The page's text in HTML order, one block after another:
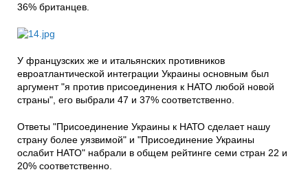
36% британцев.
У французских же и итальянских противников
евроатлантической интеграции Украины основным был
аргумент "я против присоединения к НАТО любой новой
страны", его выбрали 47 и 37% соответственно.
Ответы "Присоединение Украины к НАТО сделает нашу
страну более уязвимой" и "Присоединение Украины
ослабит НАТО" набрали в общем рейтинге семи стран 22 и
20% соответственно.